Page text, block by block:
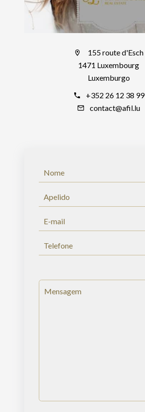
155 route d'Esch
1471 Luxembourg
Luxemburgo
+352 26 12 38 99
contact@afil.lu